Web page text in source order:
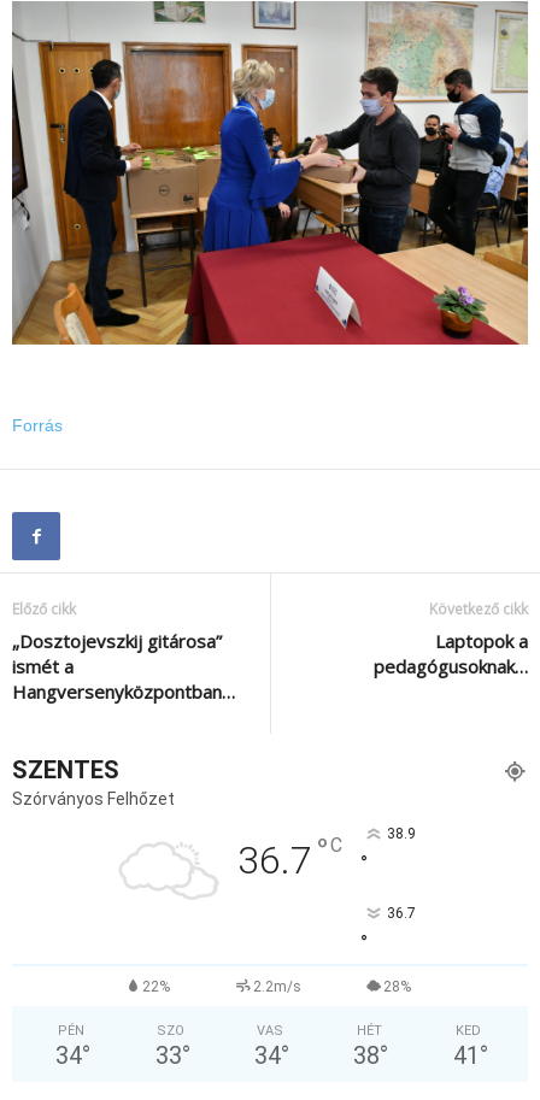
Forrás
Előző cikk
„Dosztojevszkij gitárosa”
ismét a
Hangversenyközpontban…
Következő cikk
Laptopok a
pedagógusoknak…
SZENTES
Szórványos Felhőzet
36.7 °C 38.9
°
36.7
°
22% 2.2m/s 28%
PÉN
34°
SZO
33°
VAS
34°
HÉT
38°
KED
41 °